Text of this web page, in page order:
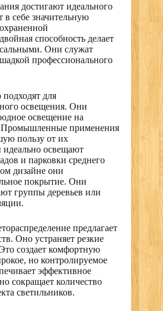
достигают идеального
в себе значительную
способность делает
Они служат
профессионального
для
освещения. Они
освещение на
Промышленные применения
пользу от их
идеально освещают
и парковки среднего
дизайне они
покрытие. Они
группы деревьев или
предлагает
Оно устраняет резкие
создает комфортную
но контролируемое
эффективное
сокращает количество
светильников.